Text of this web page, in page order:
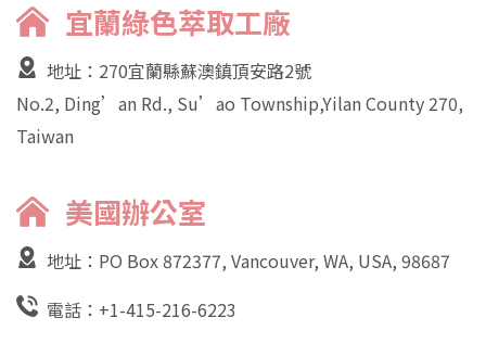
宜蘭綠色萃取工廠
地址：270宜蘭縣蘇澳鎮頂安路2號
No.2, Ding’an Rd., Su’ao Township,Yilan County 270,
Taiwan
美國辦公室
地址：PO Box 872377, Vancouver, WA, USA, 98687
電話： +1-415-216-6223